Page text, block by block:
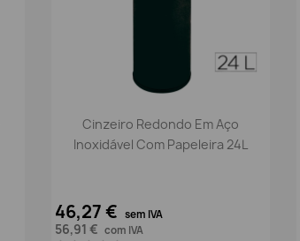
Vista rápida
Cinzeiro Redondo Em Aço
Inoxidável Com Papeleira 24L
46,27 € sem IVA
56,91 € com IVA